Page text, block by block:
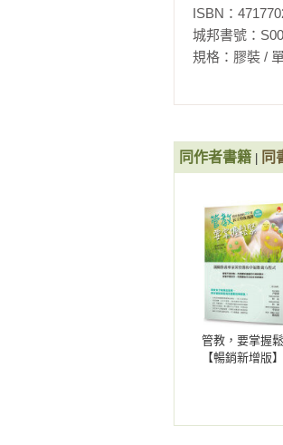
別下令不哭不
讓孩子多講幾
充滿正能量的
寫下「惡魔聲
心裡住著天
協助孩子消除
7／主動反省
學習善問技巧
要是據實以告
在安全時空
增強感謝力量
式，孩子就會
整自己的腳步
發現到這點，
孩子仍會為
過一陣子，
一定要寫，
過後行為更成
我時時刻刻
用得到可說
因為身兼老師
更是激發親職
理論融通，賦
相關著作：《
ISBN：
城邦書號：
規格：膠裝
同作者書籍 同
管教，要掌握
【暢銷新增版】